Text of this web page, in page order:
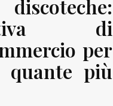
di
per
quante più